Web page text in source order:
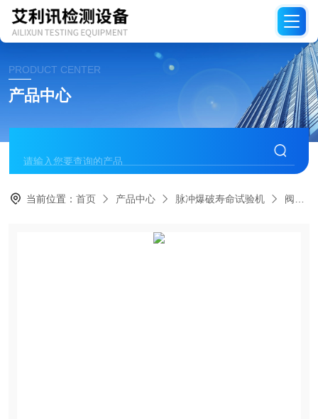
PRODUCT CENTER
产品中心
当前位置：首页 产品中心 脉冲爆破寿命试验机 阀体开启压力试验机